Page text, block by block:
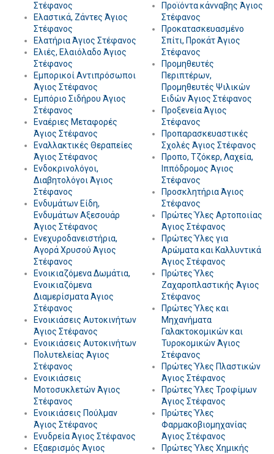
Στέφανος
Ελαστικά, Ζάντες Άγιος
Στέφανος
Ελατήρια Άγιος Στέφανος
Ελιές, Ελαιόλαδο Άγιος
Στέφανος
Εμπορικοί Αντιπρόσωποι
Άγιος Στέφανος
Εμπόριο Σιδήρου Άγιος
Στέφανος
Εναέριες Μεταφορές
Άγιος Στέφανος
Εναλλακτικές Θεραπείες
Άγιος Στέφανος
Ενδοκρινολόγοι,
Διαβητολόγοι Άγιος
Στέφανος
Ενδυμάτων Είδη,
Ενδυμάτων Αξεσουάρ
Άγιος Στέφανος
Ενεχυροδανειστήρια,
Αγορά Χρυσού Άγιος
Στέφανος
Ενοικιαζόμενα Δωμάτια,
Ενοικιαζόμενα
Διαμερίσματα Άγιος
Στέφανος
Ενοικιάσεις Αυτοκινήτων
Άγιος Στέφανος
Ενοικιάσεις Αυτοκινήτων
Πολυτελείας Άγιος
Στέφανος
Ενοικιάσεις
Μοτοσυκλετών Άγιος
Στέφανος
Ενοικιάσεις Πούλμαν
Άγιος Στέφανος
Ενυδρεία Άγιος Στέφανος
Εξαερισμός Άγιος
Προϊόντα κάνναβης Άγιος
Στέφανος
Προκατασκευασμένο
Σπίτι, Προκάτ Άγιος
Στέφανος
Προμηθευτές
Περιπτέρων,
Προμηθευτές Ψιλικών
Ειδών Άγιος Στέφανος
Προξενεία Άγιος
Στέφανος
Προπαρασκευαστικές
Σχολές Άγιος Στέφανος
Προπο, Τζόκερ, Λαχεία,
Ιππόδρομος Άγιος
Στέφανος
Προσκλητήρια Άγιος
Στέφανος
Πρώτες Ύλες Αρτοποιίας
Άγιος Στέφανος
Πρώτες Ύλες για
Αρώματα και Καλλυντικά
Άγιος Στέφανος
Πρώτες Ύλες
Ζαχαροπλαστικής Άγιος
Στέφανος
Πρώτες Ύλες και
Μηχανήματα
Γαλακτοκομικών και
Τυροκομικών Άγιος
Στέφανος
Πρώτες Ύλες Πλαστικών
Άγιος Στέφανος
Πρώτες Ύλες Τροφίμων
Άγιος Στέφανος
Πρώτες Ύλες
Φαρμακοβιομηχανίας
Άγιος Στέφανος
Πρώτες Ύλες Χημικής